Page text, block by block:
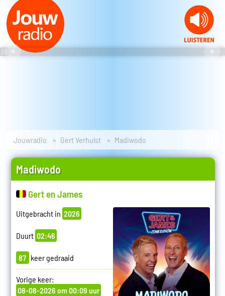
Jouwradio Gert Verhulst Madiwodo
Madiwodo
Gert en James
Uitgebracht in 2026
Duurt 02:46
87 keer gedraaid
Vorige keer:
08-08-2026 om 00:09 uur